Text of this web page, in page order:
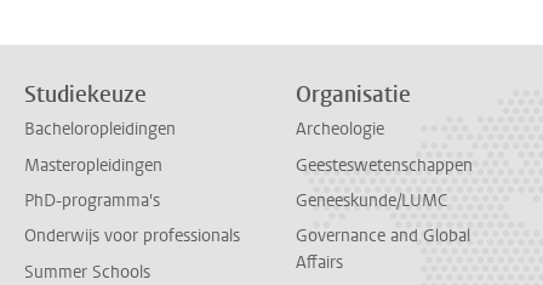
Studiekeuze
Bacheloropleidingen
Masteropleidingen
PhD-programma's
Onderwijs voor professionals
Summer Schools
Organisatie
Archeologie
Geesteswetenschappen
Geneeskunde/LUMC
Governance and Global
Affairs